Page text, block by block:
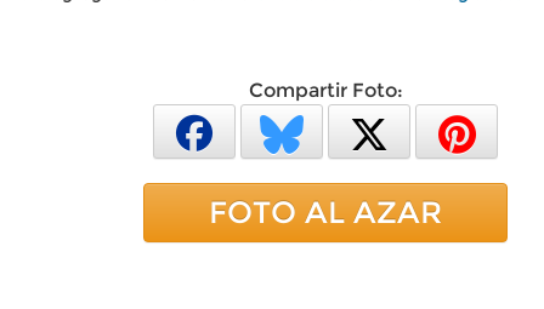
Compartir Foto:
FOTO AL AZAR